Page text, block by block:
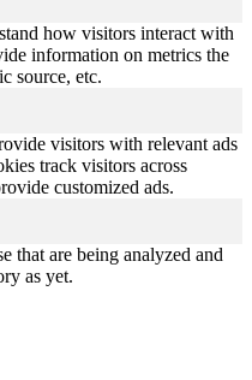
how visitors interact with
information on metrics the
source, etc.
visitors with relevant ads
track visitors across
customized ads.
that are being analyzed and
as yet.